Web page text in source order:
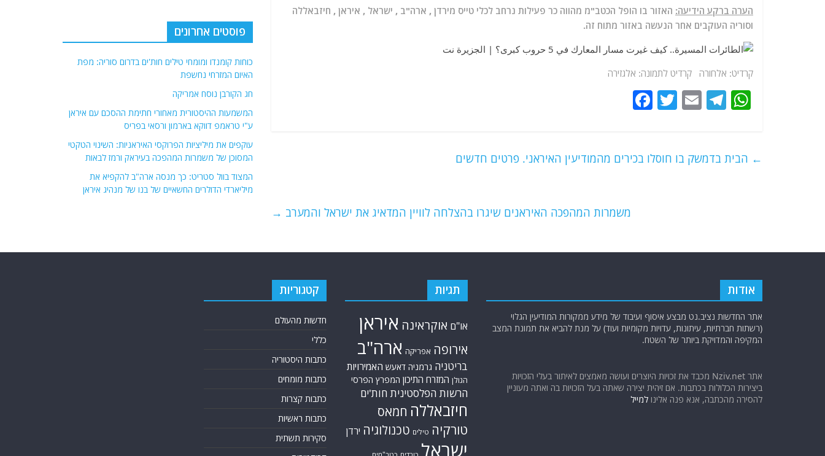
הערה ברקע הידיעה: האזור בו הופל הכטב"מ מהווה כר פעילות נרחב לכלי טייס מירדן , ארה"ב , ישראל , איראן , חיזבאללה
וסוריה העוקבים אחר הנעשה באזור מתוח זה.
קרדיט: אלחורה קרדיט לתמונה: אלגזירה
W
s
T
g
E
l
T
er
e
o
← הבית בדמשק בו חוסלו בכירים מהמודיעין האיראני. פרטים חדשים
משמרות המהפכה האיראנים שיגרו בהצלחה לוויין המדאיג את ישראל והמערב →
פוסטים אחרונים
כוחות קומנדו ומומחי טילים חות'ים בדרום סוריה: מפת
האיום המזרחי נחשפת
חג הקורבן נוסח אמריקה
המשמעות ההיסטורית מאחורי חתימת ההסכם עם איראן
ע"י טראמפ דווקא בארמון ורסאי בפריס
עוקפים את מיליציות הפרוקסי האיראניות: השינוי הטקטי
המסוכן של משמרות המהפכה בעיראק ורמז לבאות
המצוד בוול סטריט: כך מנסה ארה"ב להקפיא את
מיליארדי הדולרים החשאיים של בנו של מנהיג איראן
אודות
אתר החדשות נציב.נט מבצע איסוף ועיבוד של מידע ממקורות המודיעין הגלוי
(רשתות חברתיות, עיתונות, עדויות מקומיות ועוד) על מנת להביא את תמונת המצב
המקיפה והמדויקת ביותר של השטח.
אתר Nziv.net מכבד את זכויות היוצרים ועושה מאמצים לאיתור בעלי הזכויות
ביצירות הכלולות בכתבות. אם זיהית יצירה שאתה בעל הזכויות בה ואתה מעוניין
להסירה מהכתבה, אנא פנה אלינו למייל
תגיות
או"ם אוקראינה איראן
אירופה אפריקה ארה"ב
בריטניה גרמניה דאעש האמירויות
הגולן המזרח התיכון המפרץ הפרסי
הרשות הפלסטינית חות'ים
חיזבאללה חמאס
טורקיה טילים טכנולוגיה ירדן
ישראל
קטגוריות
חדשות מהעולם
כללי
כתבות היסטוריה
כתבות מומחים
כתבות קצרות
כתבות ראשיות
סקירות תשתית